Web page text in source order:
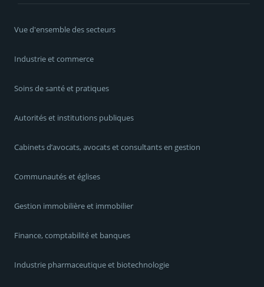
Vue d'ensemble des secteurs
Industrie et commerce
Soins de santé et pratiques
Autorités et institutions publiques
Cabinets d’avocats, avocats et consultants en gestion
Communautés et églises
Gestion immobilière et immobilier
Finance, comptabilité et banques
Industrie pharmaceutique et biotechnologie